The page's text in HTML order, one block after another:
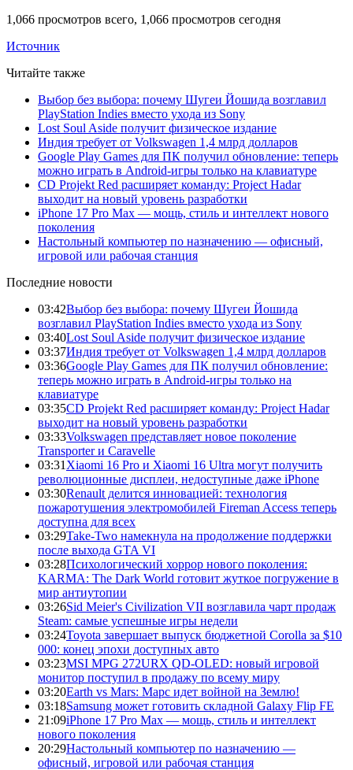
1,066 просмотров всего, 1,066 просмотров сегодня
Источник
Читайте также
Выбор без выбора: почему Шугеи Йошида возглавил
PlayStation Indies вместо ухода из Sony
Lost Soul Aside получит физическое издание
Индия требует от Volkswagen 1,4 млрд долларов
Google Play Games для ПК получил обновление: теперь
можно играть в Android-игры только на клавиатуре
CD Projekt Red расширяет команду: Project Hadar
выходит на новый уровень разработки
iPhone 17 Pro Max — мощь, стиль и интеллект нового
поколения
Настольный компьютер по назначению — офисный,
игровой или рабочая станция
Последние новости
03:42Выбор без выбора: почему Шугеи Йошида
возглавил PlayStation Indies вместо ухода из Sony
03:40Lost Soul Aside получит физическое издание
03:37Индия требует от Volkswagen 1,4 млрд долларов
03:36Google Play Games для ПК получил обновление:
теперь можно играть в Android-игры только на
клавиатуре
03:35CD Projekt Red расширяет команду: Project Hadar
выходит на новый уровень разработки
03:33Volkswagen представляет новое поколение
Transporter и Caravelle
03:31 Xiaomi 16 Pro и Xiaomi 16 Ultra могут получить
революционные дисплеи, недоступные даже iPhone
03:30Renault делится инновацией: технология
пожаротушения электромобилей Fireman Access теперь
доступна для всех
03:29Take-Two намекнула на продолжение поддержки
после выхода GTA VI
03:28Психологический хоррор нового поколения:
KARMA: The Dark World готовит жуткое погружение в
мир антиутопии
03:26Sid Meier's Civilization VII возглавила чарт продаж
Steam: самые успешные игры недели
03:24Toyota завершает выпуск бюджетной Corolla за $10
000: конец эпохи доступных авто
03:23MSI MPG 272URX QD-OLED: новый игровой
монитор поступил в продажу по всему миру
03:20Earth vs Mars: Марс идет войной на Землю!
03:18Samsung может готовить складной Galaxy Flip FE
21:09iPhone 17 Pro Max — мощь, стиль и интеллект
нового поколения
20:29Настольный компьютер по назначению —
офисный, игровой или рабочая станция